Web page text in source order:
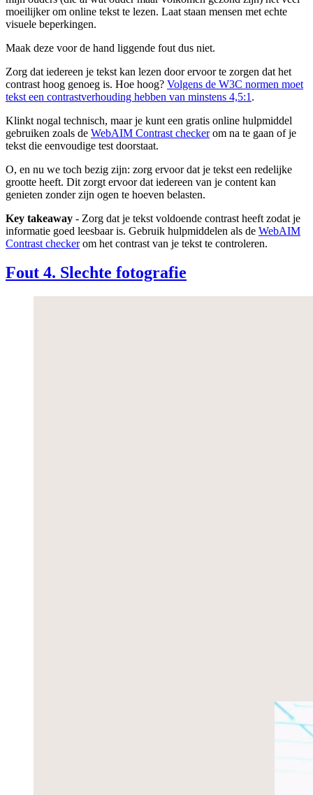
moeilijker om online tekst te lezen. Laat staan mensen met echte
visuele beperkingen.
Maak deze voor de hand liggende fout dus niet.
Zorg dat iedereen je tekst kan lezen door ervoor te zorgen dat het
contrast hoog genoeg is. Hoe hoog? Volgens de W3C normen moet
tekst een contrastverhouding hebben van minstens 4,5:1 .
Klinkt nogal technisch, maar je kunt een gratis online hulpmiddel
gebruiken zoals de WebAIM Contrast checkerom na te gaan of je
tekst die eenvoudige test doorstaat.
O, en nu we toch bezig zijn: zorg ervoor dat je tekst een redelijke
grootte heeft. Dit zorgt ervoor dat iedereen van je content kan
genieten zonder zijn ogen te hoeven belasten.
Key takeaway - Zorg dat je tekst voldoende contrast heeft zodat je
informatie goed leesbaar is. Gebruik hulpmiddelen als de WebAIM
Contrast checkerom het contrast van je tekst te controleren.
Fout 4. Slechte fotografie